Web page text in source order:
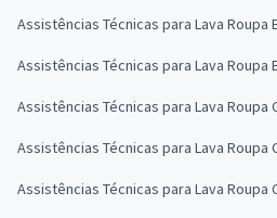
Assistências Técnicas para Lava Roupa
Assistências Técnicas para Lava Roupa
Assistências Técnicas para Lava Roupa
Assistências Técnicas para Lava Roupa
Assistências Técnicas para Lava Roupa